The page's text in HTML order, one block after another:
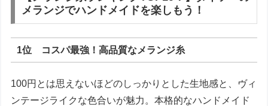
メランジでハンドメイドを楽しもう！
1位 コスパ最強！高品質なメランジ糸
100円とは思えないほどのしっかりとした生地感と、ヴィ
ンテージライクな色合いが魅力。本格的なハンドメイド